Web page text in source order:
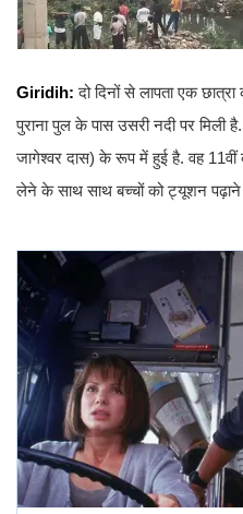
Giridih: दो दिनों से लापता एक
पुराना पुल के पास उसरी नदी पर मिली
जागेश्वर दास) के रूप में हुई है. वह 11वीं
लेने के साथ साथ बच्चों को ट्यूशन पढ़ाने